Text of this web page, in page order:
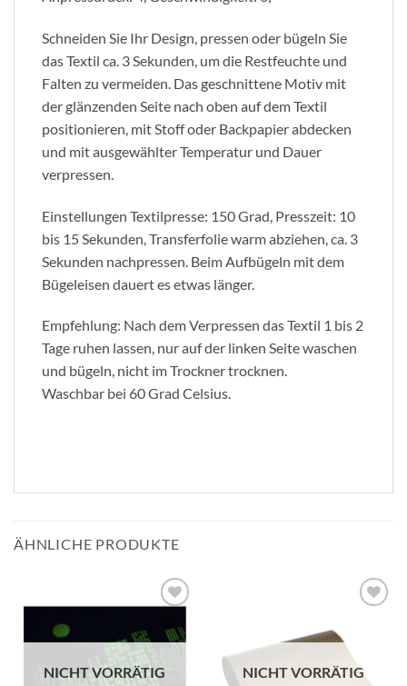
Schneiden Sie Ihr Design, pressen oder bügeln Sie
das Textil ca. 3 Sekunden, um die Restfeuchte und
Falten zu vermeiden. Das geschnittene Motiv mit
der glänzenden Seite nach oben auf dem Textil
positionieren, mit Stoff oder Backpapier abdecken
und mit ausgewählter Temperatur und Dauer
verpressen.
Einstellungen Textilpresse: 150 Grad, Presszeit: 10
bis 15 Sekunden, Transferfolie warm abziehen, ca. 3
Sekunden nachpressen. Beim Aufbügeln mit dem
Bügeleisen dauert es etwas länger.
Empfehlung: Nach dem Verpressen das Textil 1 bis 2
Tage ruhen lassen, nur auf der linken Seite waschen
und bügeln, nicht im Trockner trocknen.
Waschbar bei 60 Grad Celsius.
ÄHNLICHE PRODUKTE
Wunschliste
hinzufügen
NICHT VORRÄTIG
Wunschliste
hinzufügen
NICHT VORRÄTIG